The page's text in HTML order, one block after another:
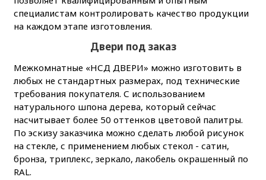
специалистам контролировать качество продукции
на каждом этапе изготовления.
Двери под заказ
Межкомнатные «НСД ДВЕРИ» можно изготовить в
любых не стандартных размерах, под технические
требования покупателя. С использованием
натурального шпона дерева, который сейчас
насчитывает более 50 оттенков цветовой палитры.
По эскизу заказчика можно сделать любой рисунок
на стекле, с применением любых стекол - сатин,
бронза, триплекс, зеркало, лакобель окрашенный по
RAL.